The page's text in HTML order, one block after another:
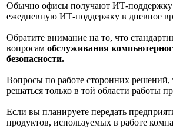
Обычно офисы получают ИТ-поддержку
ежедневную ИТ-поддержку в дневное
Обратите внимание на то, что
вопросам обслуживания
безопасности.
Вопросы по работе сторонних
решаться только в той области работы
Если вы планируете передать
продуктов, используемых в работе